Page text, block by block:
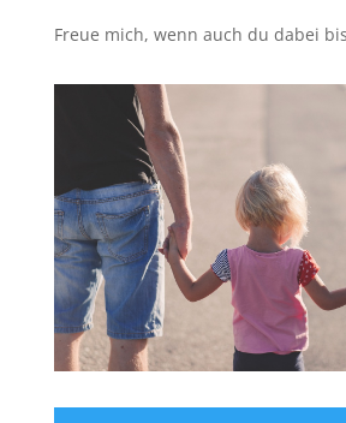
Freue mich, wenn auch du dabei